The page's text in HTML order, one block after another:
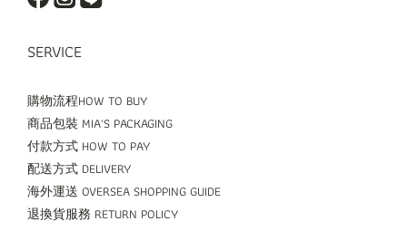
SERVICE
購物流程HOW TO BUY
商品包裝 MIA'S PACKAGING
付款方式 HOW TO PAY
配送方式 DELIVERY
海外運送 OVERSEA SHOPPING GUIDE
退換貨服務 RETURN POLICY